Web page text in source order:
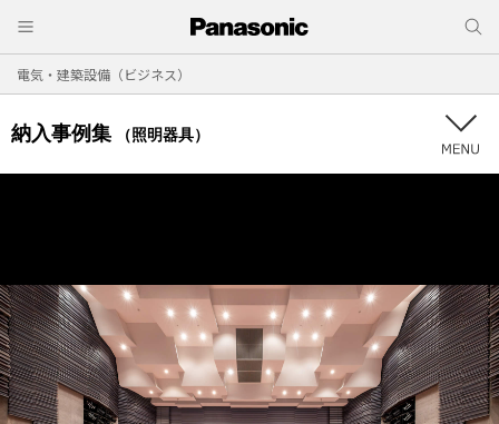
電気・建築設備（ビジネス）
納入事例集 （照明器具）